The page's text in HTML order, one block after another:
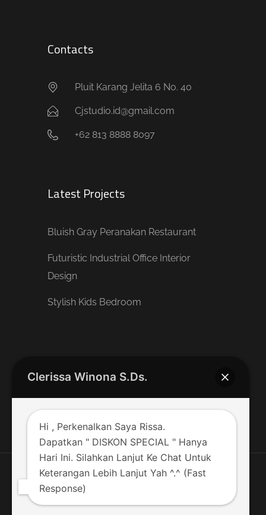
Contacts
Pluit Karang Jelita 6 No. 40
Cjstudio.id@gmail.com
+62 813 8888 8097
Latest Projects
Bluish Gray Peranakan Restaurant
Futuristic Industrial Office Interior
Design
Stylish Kids Bedroom
CONTACT US NOW !!!
Copyright © 2022 by PT Amarta Jaya Persada, All Rights
Reserved.
Clerissa Winona S.Ds.
Hi , Perkenalkan Saya Rissa.
Dapatkan " DISKON SPECIAL " Hanya
Hari Ini. Silahkan Lanjut Ke Chat Untuk
Keterangan Lebih Lanjut Yah ^.^ (Fast
Response)